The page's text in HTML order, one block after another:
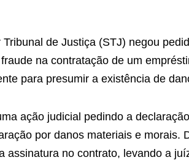
de Justiça (STJ) negou
na contratação de um
para presumir a existência de
ação judicial pedindo a
por danos materiais e morais.
no contrato, levando a